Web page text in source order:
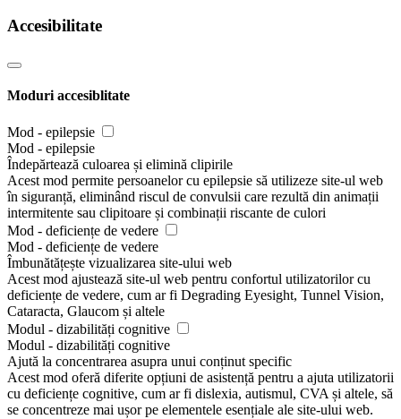
Accesibilitate
Moduri accesiblitate
Mod - epilepsie
Mod - epilepsie
Îndepărtează culoarea și elimină clipirile
Acest mod permite persoanelor cu epilepsie să utilizeze site-ul web
în siguranță, eliminând riscul de convulsii care rezultă din animații
intermitente sau clipitoare și combinații riscante de culori
Mod - deficiențe de vedere
Mod - deficiențe de vedere
Îmbunătățește vizualizarea site-ului web
Acest mod ajustează site-ul web pentru confortul utilizatorilor cu
deficiențe de vedere, cum ar fi Degrading Eyesight, Tunnel Vision,
Cataracta, Glaucom și altele
Modul - dizabilități cognitive
Modul - dizabilități cognitive
Ajută la concentrarea asupra unui conținut specific
Acest mod oferă diferite opțiuni de asistență pentru a ajuta utilizatorii
cu deficiențe cognitive, cum ar fi dislexia, autismul, CVA și altele, să
se concentreze mai ușor pe elementele esențiale ale site-ului web.